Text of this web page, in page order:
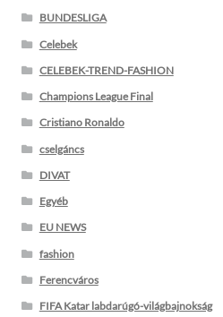
BUNDESLIGA
Celebek
CELEBEK-TREND-FASHION
Champions League Final
Cristiano Ronaldo
cselgáncs
DIVAT
Egyéb
EU NEWS
fashion
Ferencváros
FIFA Katar labdarúgó-világbajnokság